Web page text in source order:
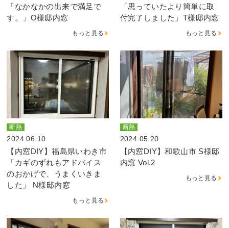
「なかなかの出来で満足で
す。」O様邸内窓
もっと見る
「思っていたより簡単に取
付完了しました」T様邸内窓
もっと見る
断熱
2024.06.10
【内窓DIY】福島県いわき市
「カギのずれもアドバイス
のおかげで、うまくいきま
した」 N様邸内窓
もっと見る
断熱
2024.05.20
【内窓DIY】和歌山市 S様邸
内窓 Vol.2
もっと見る